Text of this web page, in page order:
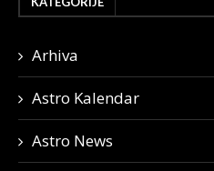
Arhiva
Astro Kalendar
Astro News